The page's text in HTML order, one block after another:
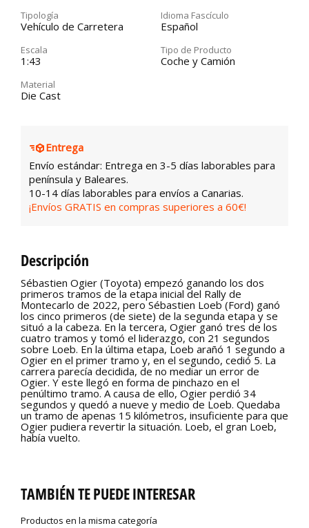
Tipología
Vehículo de Carretera
Idioma Fascículo
Español
Escala
1:43
Tipo de Producto
Coche y Camión
Material
Die Cast
Entrega
Envío estándar: Entrega en 3-5 días laborables para
península y Baleares.
10-14 días laborables para envíos a Canarias.
¡Envíos GRATIS en compras superiores a 60€!
Descripción
Sébastien Ogier (Toyota) empezó ganando los dos
primeros tramos de la etapa inicial del Rally de
Montecarlo de 2022, pero Sébastien Loeb (Ford) ganó
los cinco primeros (de siete) de la segunda etapa y se
situó a la cabeza. En la tercera, Ogier ganó tres de los
cuatro tramos y tomó el liderazgo, con 21 segundos
sobre Loeb. En la última etapa, Loeb arañó 1 segundo a
Ogier en el primer tramo y, en el segundo, cedió 5. La
carrera parecía decidida, de no mediar un error de
Ogier. Y este llegó en forma de pinchazo en el
penúltimo tramo. A causa de ello, Ogier perdió 34
segundos y quedó a nueve y medio de Loeb. Quedaba
un tramo de apenas 15 kilómetros, insuficiente para que
Ogier pudiera revertir la situación. Loeb, el gran Loeb,
había vuelto.
TAMBIÉN TE PUEDE INTERESAR
Productos en la misma categoría